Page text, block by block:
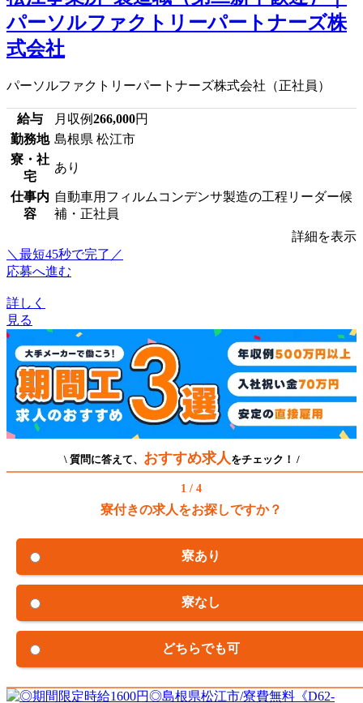
パーソルファクトリーパートナーズ株
式会社
パーソルファクトリーパートナーズ株式会社（正社員）
給与 月収例266,000円
勤務地 島根県 松江市
寮・社
宅
あり
仕事内
容
自動車用フィルムコンデンサ製造の工程リーダー候
補・正社員
詳細を表示
＼最短45秒で完了／
応募へ進む
詳しく
見る
\ 質問に答えて、 おすすめ求人 をチェック！ /
1 / 4
寮付きの求人をお探しですか？
寮あり
寮なし
どちらでも可